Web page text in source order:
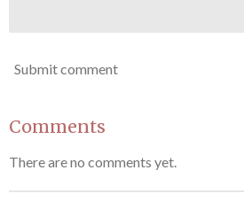
Submit comment
Comments
There are no comments yet.